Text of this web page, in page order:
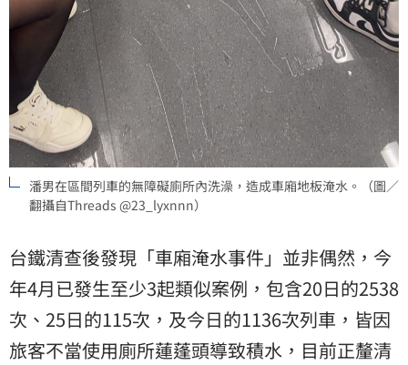
潘男在區間列車的無障礙廁所內洗澡，造成車廂地板淹水。（圖／
翻攝自Threads @23_lyxnnn）
台鐵清查後發現「車廂淹水事件」並非偶然，今
年4月已發生至少3起類似案例，包含20日的2538
次、25日的115次，及今日的1136次列車，皆因
旅客不當使用廁所蓮蓬頭導致積水，目前正釐清